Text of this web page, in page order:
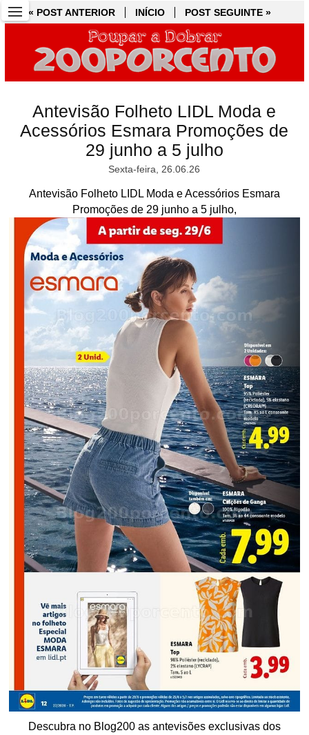
« POST ANTERIOR INÍCIO POST SEGUINTE »
Antevisão Folheto LIDL Moda e
Acessórios Esmara Promoções de
29 junho a 5 julho
Sexta-feira, 26.06.26
Antevisão Folheto LIDL Moda e Acessórios Esmara
Promoções de 29 junho a 5 julho,
Descubra no Blog200 as antevisões exclusivas dos
« POST ANTERIOR INÍCIO POST SEGUINTE »